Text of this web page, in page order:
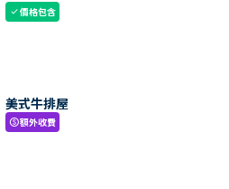
check價格包含
美式牛排屋
paid額外收費